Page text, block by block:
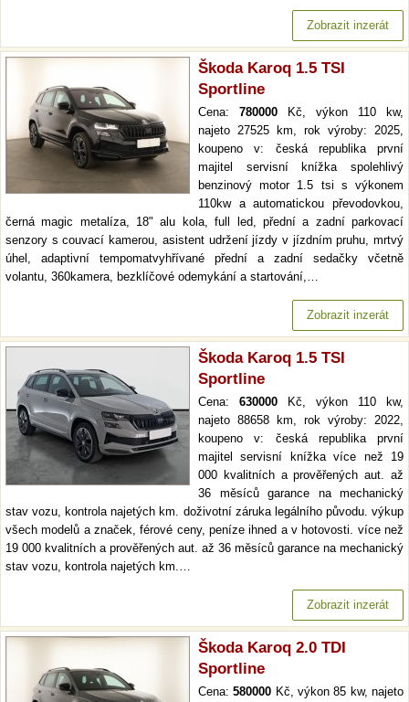
Zobrazit inzerát
Škoda Karoq 1.5 TSI
Sportline
Cena: 780000 Kč, výkon 110 kw,
najeto 27525 km, rok výroby: 2025,
koupeno v: česká republika první
majitel servisní knížka spolehlivý
benzinový motor 1.5 tsi s výkonem
110kw a automatickou převodovkou,
černá magic metalíza, 18" alu kola, full led, přední a zadní parkovací
senzory s couvací kamerou, asistent udržení jízdy v jízdním pruhu, mrtvý
úhel, adaptivní tempomatvyhřívané přední a zadní sedačky včetně
volantu, 360kamera, bezklíčové odemykání a startování,…
Zobrazit inzerát
Škoda Karoq 1.5 TSI
Sportline
Cena: 630000 Kč, výkon 110 kw,
najeto 88658 km, rok výroby: 2022,
koupeno v: česká republika první
majitel servisní knížka více než 19
000 kvalitních a prověřených aut. až
36 měsíců garance na mechanický
stav vozu, kontrola najetých km. doživotní záruka legálního původu. výkup
všech modelů a značek, férové ceny, peníze ihned a v hotovosti. více než
19 000 kvalitních a prověřených aut. až 36 měsíců garance na mechanický
stav vozu, kontrola najetých km.…
Zobrazit inzerát
Škoda Karoq 2.0 TDI
Sportline
Cena:580000 Kč, výkon 85 kw, najeto